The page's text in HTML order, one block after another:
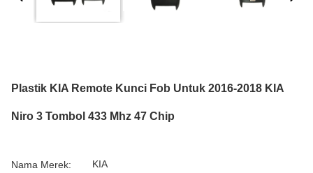
Plastik KIA Remote Kunci Fob Untuk 2016-2018 KIA
Niro 3 Tombol 433 Mhz 47 Chip
Nama Merek: KIA